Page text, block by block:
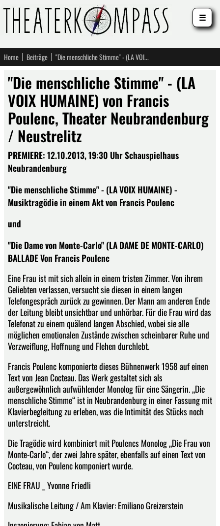
Home Beiträge "Die menschliche Stimme" - (LA VOIX HUMAINE) von Francis Poulenc, Theater Neubrandenburg / Neustrelitz
"Die menschliche Stimme" - (LA
VOIX HUMAINE) von Francis
Poulenc, Theater Neubrandenburg
/ Neustrelitz
PREMIERE: 12.10.2013, 19:30 Uhr Schauspielhaus
Neubrandenburg
"Die menschliche Stimme" - (LA VOIX HUMAINE) -
Musiktragödie in einem Akt von Francis Poulenc
und
"Die Dame von Monte-Carlo" (LA DAME DE MONTE-CARLO)
BALLADE Von Francis Poulenc
Eine Frau ist mit sich allein in einem tristen Zimmer. Von ihrem
Geliebten verlassen, versucht sie diesen in einem langen
Telefongespräch zurück zu gewinnen. Der Mann am anderen Ende
der Leitung bleibt unsichtbar und unhörbar. Für die Frau wird das
Telefonat zu einem quälend langen Abschied, wobei sie alle
möglichen emotionalen Zustände zwischen scheinbarer Ruhe und
Verzweiflung, Hoffnung und Flehen durchlebt.
Francis Poulenc komponierte dieses Bühnenwerk 1958 auf einen
Text von Jean Cocteau. Das Werk gestaltet sich als
außergewöhnlich aufwühlender Monolog für eine Sängerin. „Die
menschliche Stimme“ ist in Neubrandenburg in einer Fassung mit
Klavierbegleitung zu erleben, was die Intimität des Stücks noch
unterstreicht.
Die Tragödie wird kombiniert mit Poulencs Monolog „Die Frau von
Monte-Carlo“, der zwei Jahre später, ebenfalls auf einen Text von
Cocteau, von Poulenc komponiert wurde.
EINE FRAU _ Yvonne Friedli
Musikalische Leitung / Am Klavier: Emiliano Greizerstein
☰